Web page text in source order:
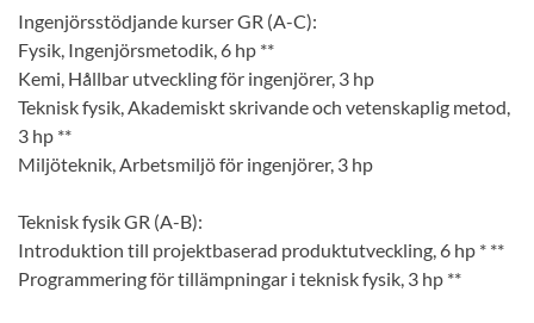
Ingenjörsstödjande kurser GR (A-C):
Fysik, Ingenjörsmetodik, 6 hp **
Kemi, Hållbar utveckling för ingenjörer, 3 hp
Teknisk fysik, Akademiskt skrivande och vetenskaplig metod,
3 hp **
Miljöteknik, Arbetsmiljö för ingenjörer, 3 hp
Teknisk fysik GR (A-B):
Introduktion till projektbaserad produktutveckling, 6 hp * **
Programmering för tillämpningar i teknisk fysik, 3 hp **